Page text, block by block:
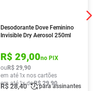
Desodorante Dove Feminino
Invisible Dry Aerosol 250ml
R$ 29,00no PIX
ou R$ 29,90
em até 1x nos cartões
em até 1x deR$ 29,90
R$28,40 para assinantes